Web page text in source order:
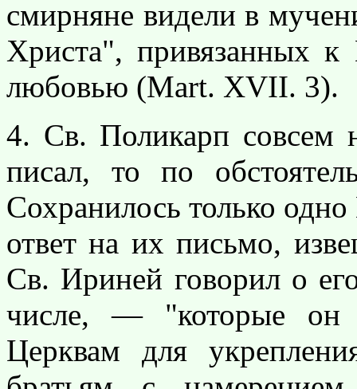
смирняне видели в
Христа", привязанных
любовью (Mart. XVII. 3).
4. Св. Поликарп совсем
писал, то по
Сохранилось только
ответ на их письмо,
Св. Ириней говорил о
числе, — "которые он
Церквам для